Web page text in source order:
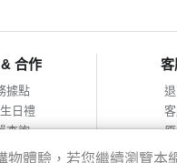
合作
據點
日禮
查詢
提案
客
網
體驗，若您繼續瀏覽本